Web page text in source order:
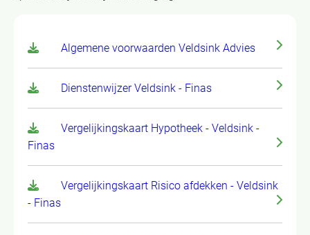
Algemene voorwaarden Veldsink Advies
Dienstenwijzer Veldsink - Finas
Vergelijkingskaart Hypotheek - Veldsink -
Finas
Vergelijkingskaart Risico afdekken - Veldsink
- Finas